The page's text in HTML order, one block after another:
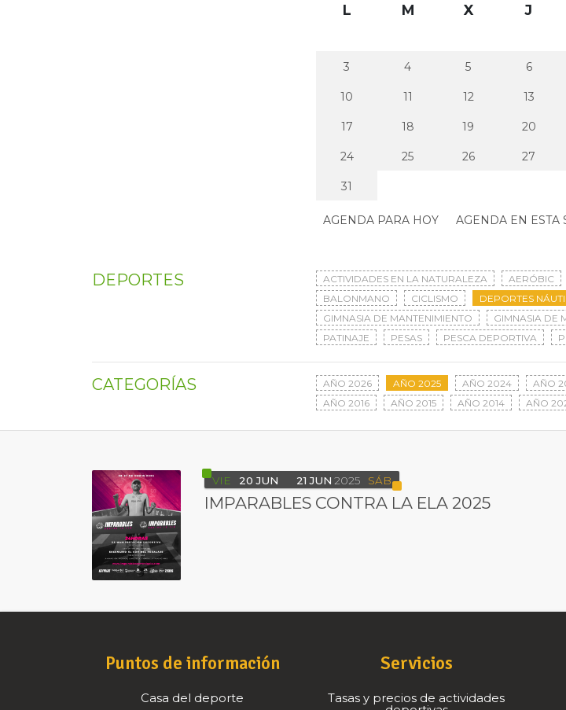
L M X J
3 4 5 6
10 11 12 13
17 18 19 20
24 25 26 27
31
AGENDA PARA HOY AGENDA EN ESTA
DEPORTES ACTIVIDADES EN LA NATURALEZA AERÓBIC
BALONMANO
CICLISMO DEPORTES
GIMNASIA DE MANTENIMIENTO
GIMNASIA DE
PATINAJE
PESAS PESCA DEPORTIVA
CATEGORÍAS AÑO 2026 AÑO 2025 AÑO 2024 AÑO
AÑO 2016
AÑO 2015 AÑO 2014 AÑO
VIE 20 JUN 21 JUN 2025 SÁB
IMPARABLES CONTRA LA ELA 2025
Puntos de información
Casa del deporte
Servicios
Tasas y precios de actividades